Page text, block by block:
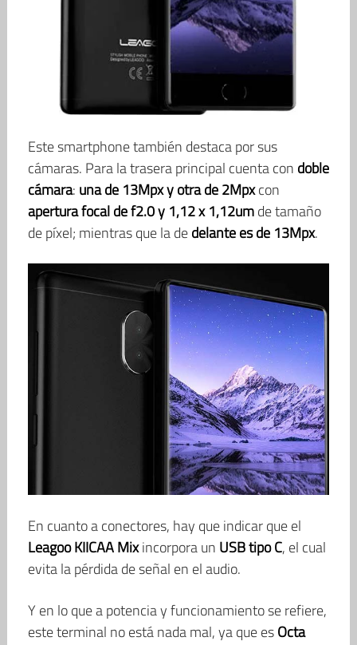
Este smartphone también destaca por sus
cámaras. Para la trasera principal cuenta con doble
cámara: una de 13Mpx y otra de 2Mpxcon
apertura focal de f2.0 y 1,12 x 1,12umde tamaño
de píxel; mientras que la dedelante es de 13Mpx.
En cuanto a conectores, hay que indicar que el
Leagoo KIICAA Mixincorpora un USB tipo C, el cual
evita la pérdida de señal en el audio.
Y en lo que a potencia y funcionamiento se refiere,
este terminal no está nada mal, ya que esOcta